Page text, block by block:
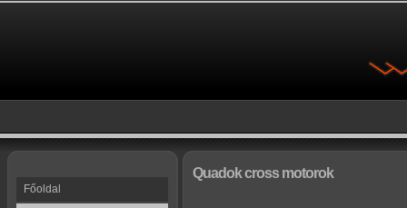
Főoldal
Quadok cross motorok